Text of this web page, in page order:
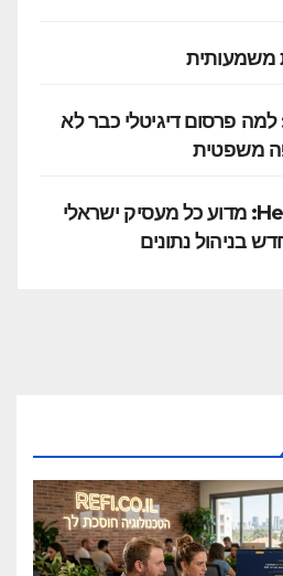
משמעותית
למה פרסום דיגיטלי כבר לא
משפטית
ניתוח המקרה של Heico: מדוע כל מעסיק ישראלי
בניהול נתונים